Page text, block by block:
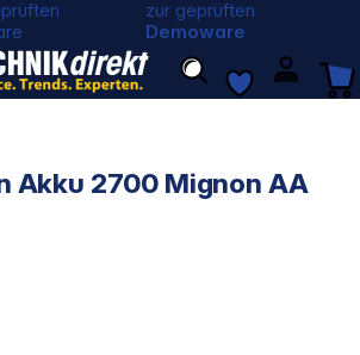
zur geprüften
Demoware
Akku 2700 Mignon AA